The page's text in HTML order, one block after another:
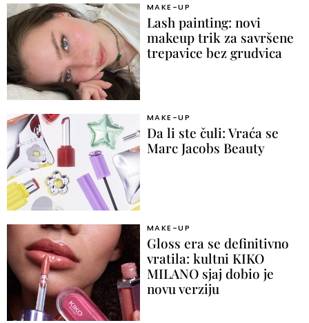
MAKE-UP
Lash painting: novi
makeup trik za savršene
trepavice bez grudvica
MAKE-UP
Da li ste čuli: Vraća se
Marc Jacobs Beauty
MAKE-UP
Gloss era se definitivno
vratila: kultni KIKO
MILANO sjaj dobio je
novu verziju